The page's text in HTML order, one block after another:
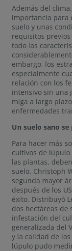
Además del
importancia para
suelo y unas
requisitos
todo las
embargo, los
especialmente
relación con los
intensivo sin una
miga a largo
enfermedades
Un suelo sano
Para hacer más
cultivos de
las plantas,
suelo. Christoph
segunda mayor
después de los
éxito. Distribuyó
dos hectáreas de
infestación del
generalizada del
y la calidad de
lúpulo pudo